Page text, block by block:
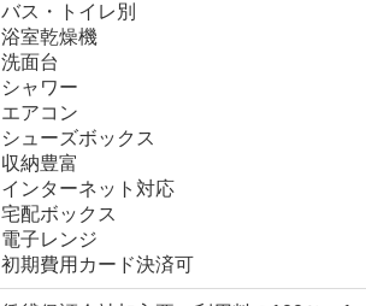
バス・トイレ別
浴室乾燥機
洗面台
シャワー
エアコン
シューズボックス
収納豊富
インターネット対応
宅配ボックス
電子レンジ
初期費用カード決済可